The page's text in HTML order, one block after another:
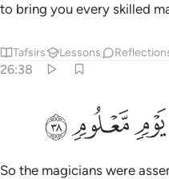
to bring you every skilled
Tafsirs Lessons
26:38
ﳓﳔﳕ
So the magicians were